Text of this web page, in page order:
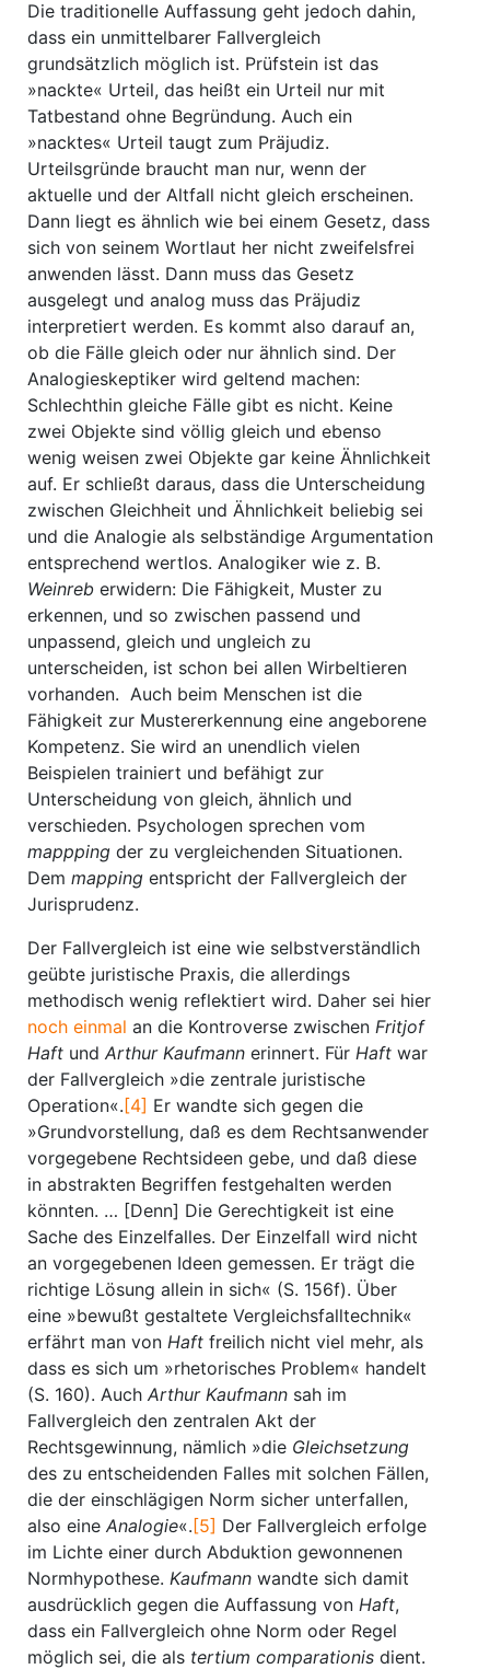
Die traditionelle Auffassung geht jedoch dahin,
dass ein unmittelbarer Fallvergleich
grundsätzlich möglich ist. Prüfstein ist das
»nackte« Urteil, das heißt ein Urteil nur mit
Tatbestand ohne Begründung. Auch ein
»nacktes« Urteil taugt zum Präjudiz.
Urteilsgründe braucht man nur, wenn der
aktuelle und der Altfall nicht gleich erscheinen.
Dann liegt es ähnlich wie bei einem Gesetz, dass
sich von seinem Wortlaut her nicht zweifelsfrei
anwenden lässt. Dann muss das Gesetz
ausgelegt und analog muss das Präjudiz
interpretiert werden. Es kommt also darauf an,
ob die Fälle gleich oder nur ähnlich sind. Der
Analogieskeptiker wird geltend machen:
Schlechthin gleiche Fälle gibt es nicht. Keine
zwei Objekte sind völlig gleich und ebenso
wenig weisen zwei Objekte gar keine Ähnlichkeit
auf. Er schließt daraus, dass die Unterscheidung
zwischen Gleichheit und Ähnlichkeit beliebig sei
und die Analogie als selbständige Argumentation
entsprechend wertlos. Analogiker wie z. B.
Weinreb erwidern: Die Fähigkeit, Muster zu
erkennen, und so zwischen passend und
unpassend, gleich und ungleich zu
unterscheiden, ist schon bei allen Wirbeltieren
vorhanden. Auch beim Menschen ist die
Fähigkeit zur Mustererkennung eine angeborene
Kompetenz. Sie wird an unendlich vielen
Beispielen trainiert und befähigt zur
Unterscheidung von gleich, ähnlich und
verschieden. Psychologen sprechen vom
mappping der zu vergleichenden Situationen.
Dem mapping entspricht der Fallvergleich der
Jurisprudenz.
Der Fallvergleich ist eine wie selbstverständlich
geübte juristische Praxis, die allerdings
methodisch wenig reflektiert wird. Daher sei hier
noch einmal an die Kontroverse zwischen Fritjof
Haft und Arthur Kaufmann erinnert. Für Haft war
der Fallvergleich »die zentrale juristische
Operation«. [4] Er wandte sich gegen die
»Grundvorstellung, daß es dem Rechtsanwender
vorgegebene Rechtsideen gebe, und daß diese
in abstrakten Begriffen festgehalten werden
könnten. … [Denn] Die Gerechtigkeit ist eine
Sache des Einzelfalles. Der Einzelfall wird nicht
an vorgegebenen Ideen gemessen. Er trägt die
richtige Lösung allein in sich« (S. 156f). Über
eine »bewußt gestaltete Vergleichsfalltechnik«
erfährt man von Haft freilich nicht viel mehr, als
dass es sich um »rhetorisches Problem« handelt
(S. 160). Auch Arthur Kaufmann sah im
Fallvergleich den zentralen Akt der
Rechtsgewinnung, nämlich »die Gleichsetzung
des zu entscheidenden Falles mit solchen Fällen,
die der einschlägigen Norm sicher unterfallen,
also eine Analogie«. [5] Der Fallvergleich erfolge
im Lichte einer durch Abduktion gewonnenen
Normhypothese. Kaufmann wandte sich damit
ausdrücklich gegen die Auffassung von Haft,
dass ein Fallvergleich ohne Norm oder Regel
möglich sei, die als tertium comparationis dient.